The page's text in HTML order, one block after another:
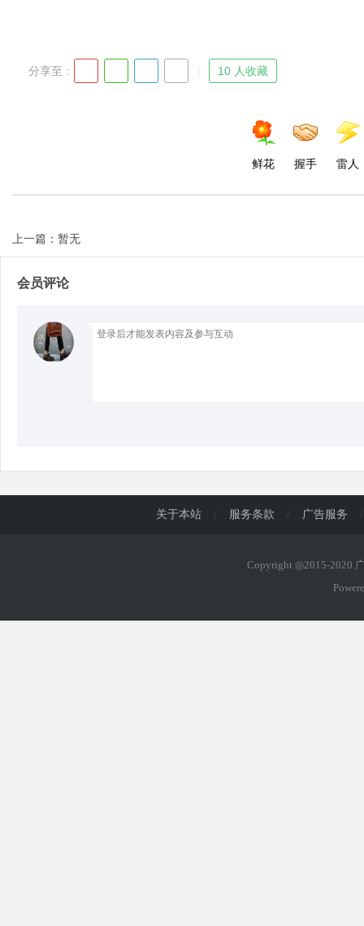
分享至 : 10 人收藏
鲜花 握手 雷人
上一篇：暂无
会员评论
关于本站 / 服务条款 / 广告服务 /
Copyright ◎2015-2020